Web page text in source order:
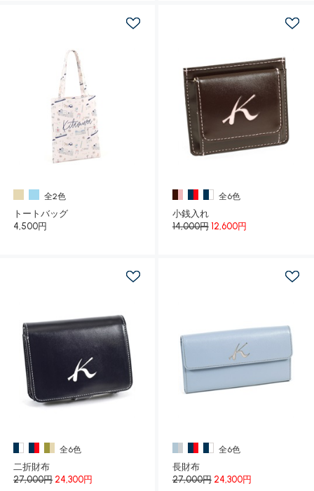
全2色
トートバッグ
4,500円
全6色
小銭入れ
14,000円 12,600円
全6色
二折財布
27,000円 24,300円
全6色
長財布
27,000円 24,300円